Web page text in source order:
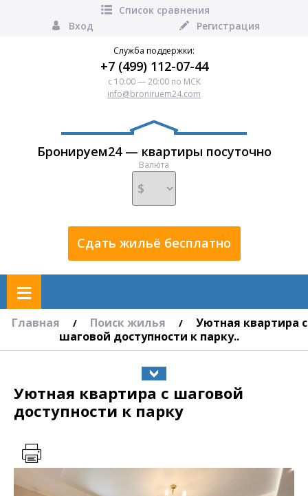
Список сравнения
Вход
Регистрация
Служба поддержки:
+7 (499) 112-07-44
с 10:00 — 20:00 по МСК
info@broniruem24.com
Бронируем24 — квартиры посуточно
Валюта
Сдать жильё бесплатно
≡
Главная / Поиск жилья /
Уютная квартира с
шаговой доступности к парку..
Уютная квартира с шаговой
доступности к парку